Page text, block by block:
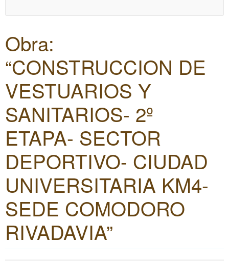
Obra:
“CONSTRUCCION DE
VESTUARIOS Y
SANITARIOS- 2º
ETAPA- SECTOR
DEPORTIVO- CIUDAD
UNIVERSITARIA KM4-
SEDE COMODORO
RIVADAVIA”